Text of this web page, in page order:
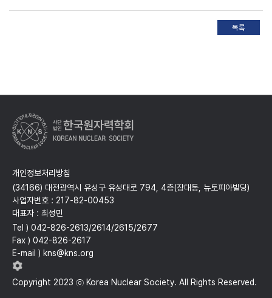
개인정보처리방침
(34166) 대전광역시 유성구 유성대로 794, 4층(장대동, 뉴토피아빌딩)
사업자번호 : 217-82-00453
대표자 : 최성민
Tel ) 042-826-2613/2614/2615/2677
Fax ) 042-826-2617
E-mail ) kns@kns.org
Copyright 2023 ⓒ Korea Nuclear Society. All Rights Reserved.